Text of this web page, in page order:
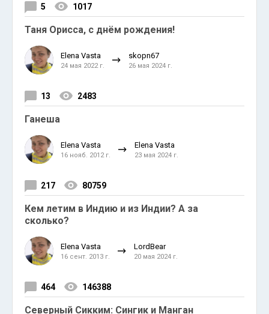
5 1017
Таня Орисса, с днём рождения!
Elena Vasta
24 мая 2022 г.
skopn67
26 мая 2024 г.
13 2483
Ганеша
Elena Vasta
16 нояб. 2012 г.
Elena Vasta
23 мая 2024 г.
217 80759
Кем летим в Индию и из Индии? А за
сколько?
Elena Vasta
16 сент. 2013 г.
LordBear
20 мая 2024 г.
464 146388
Северный Сикким: Сингик и Манган